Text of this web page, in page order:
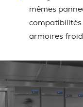
mêmes
compatibilités
armoires